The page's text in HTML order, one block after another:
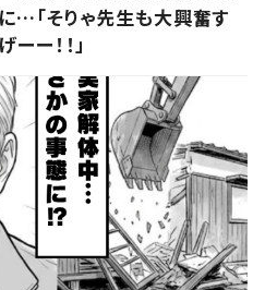
…「そりゃ先生も大興奮す
ーー！！」